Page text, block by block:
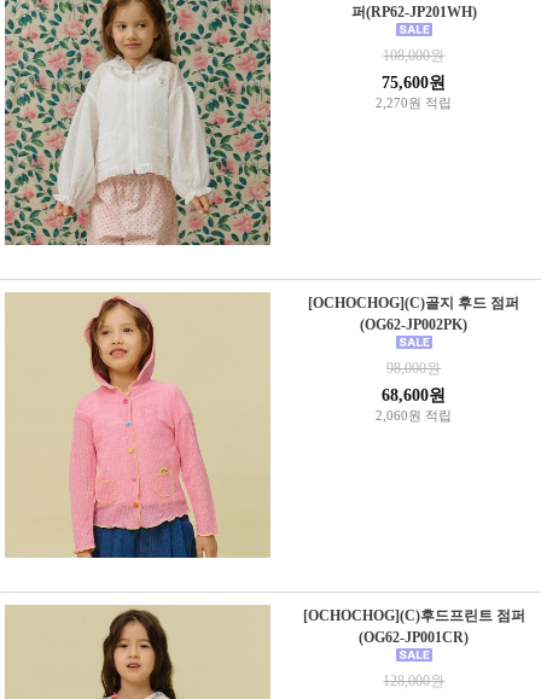
퍼(RP62-JP201WH)
108,000원
75,600원
2,270원 적립
[OCHOCHOG](C)골지 후드 점퍼
(OG62-JP002PK)
98,000원
68,600원
2,060원 적립
[OCHOCHOG](C)후드프린트 점퍼
(OG62-JP001CR)
128,000원